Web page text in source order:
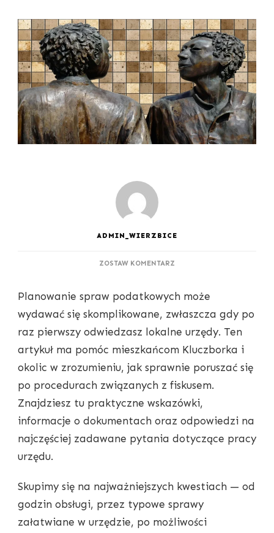
ADMIN_WIERZBICE
ZOSTAW KOMENTARZ
KLUCZBORK
ZADAWANE
PYTANIA
Planowanie spraw podatkowych może
wydawać się skomplikowane, zwłaszcza gdy po
raz pierwszy odwiedzasz lokalne urzędy. Ten
artykuł ma pomóc mieszkańcom Kluczborka i
okolic w zrozumieniu, jak sprawnie poruszać się
po procedurach związanych z fiskusem.
Znajdziesz tu praktyczne wskazówki,
informacje o dokumentach oraz odpowiedzi na
najczęściej zadawane pytania dotyczące pracy
urzędu.
Skupimy się na najważniejszych kwestiach — od
godzin obsługi, przez typowe sprawy
załatwiane w urzędzie, po możliwości